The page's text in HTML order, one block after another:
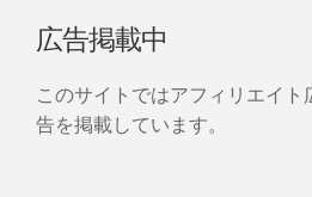
広告掲載中
このサイトではアフィリエイ
告を掲載しています。